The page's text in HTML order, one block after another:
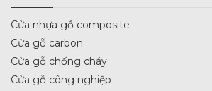
Cửa nhựa gỗ composite
Cửa gỗ carbon
Cửa gỗ chống cháy
Cửa gỗ công nghiệp